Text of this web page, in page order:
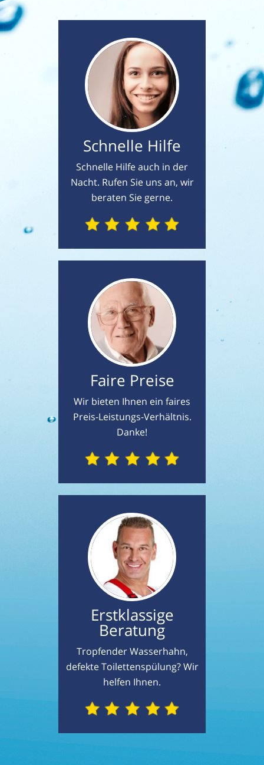
Schnelle Hilfe
Schnelle Hilfe auch in der
Nacht. Rufen Sie uns an, wir
beraten Sie gerne.
Faire Preise
Wir bieten Ihnen ein faires
Preis-Leistungs-Verhältnis.
Danke!
Erstklassige
Beratung
Tropfender Wasserhahn,
defekte Toilettenspülung? Wir
helfen Ihnen.